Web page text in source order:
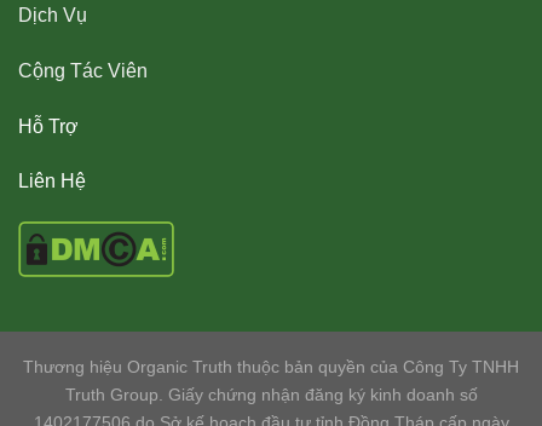
Dịch Vụ
Cộng Tác Viên
Hỗ Trợ
Liên Hệ
Thương hiệu Organic Truth thuộc bản quyền của Công Ty TNHH
Truth Group. Giấy chứng nhận đăng ký kinh doanh số
1402177506 do Sở kế hoạch đầu tư tỉnh Đồng Tháp cấp ngày